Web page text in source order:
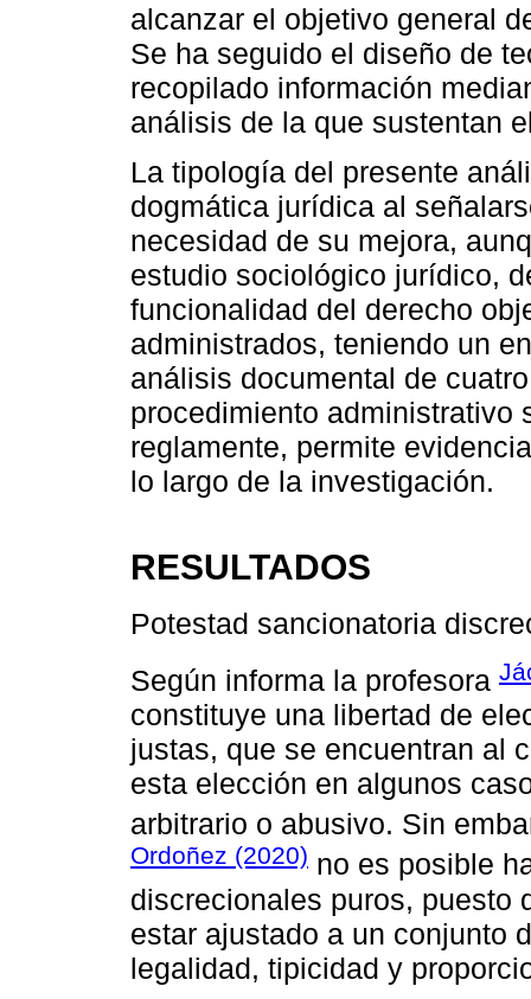
alcanzar el objetivo general
Se ha seguido el diseño de
recopilado información
análisis de la que sustentan
La tipología del presente
dogmática jurídica al
necesidad de su mejora,
estudio sociológico jurídico,
funcionalidad del derecho
administrados, teniendo un
análisis documental de
procedimiento administrativo
reglamente, permite
lo largo de la investigación.
RESULTADOS
Potestad sancionatoria
Según informa la profesora
constituye una libertad de
justas, que se encuentran al
esta elección en algunos
arbitrario o abusivo. Sin
Ordoñez (2020) no es posible
discrecionales puros, puesto
estar ajustado a un conjunto
legalidad, tipicidad y